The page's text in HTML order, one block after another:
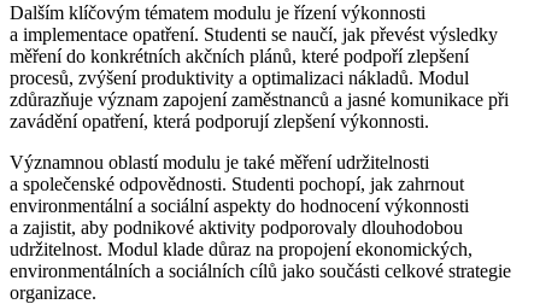
Dalším klíčovým tématem modulu je řízení výkonnosti
a implementace opatření. Studenti se naučí, jak převést výsledky
měření do konkrétních akčních plánů, které podpoří zlepšení
procesů, zvýšení produktivity a optimalizaci nákladů. Modul
zdůrazňuje význam zapojení zaměstnanců a jasné komunikace při
zavádění opatření, která podporují zlepšení výkonnosti.
Významnou oblastí modulu je také měření udržitelnosti
a společenské odpovědnosti. Studenti pochopí, jak zahrnout
environmentální a sociální aspekty do hodnocení výkonnosti
a zajistit, aby podnikové aktivity podporovaly dlouhodobou
udržitelnost. Modul klade důraz na propojení ekonomických,
environmentálních a sociálních cílů jako součásti celkové strategie
organizace.